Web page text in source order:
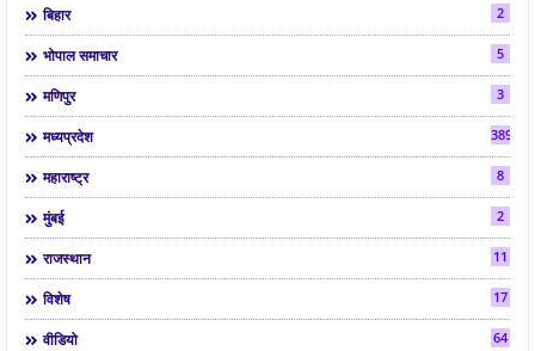
बिहार 2
भोपाल समाचार 5
मणिपुर 3
मध्यप्रदेश 3892
महाराष्ट्र 8
मुंबई 2
राजस्थान 11
विशेष 17
वीडियो 64